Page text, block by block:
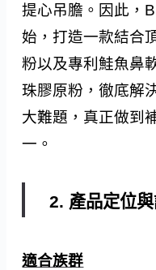
提心吊膽。因此，
始，打造一款結合
粉以及專利鮭魚鼻
珠膠原粉，徹底解
大難題，真正做到
一。
2. 產品定位
適合族群